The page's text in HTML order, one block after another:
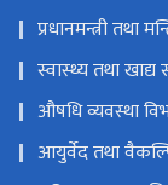
प्रधानमन्त्री तथा
स्वास्थ्य तथा खाद्य
औषधि व्यवस्था
आयुर्वेद तथा